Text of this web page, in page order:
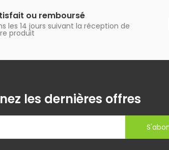
ou remboursé
les 14 jours suivant la réception de
produit
les dernières offres